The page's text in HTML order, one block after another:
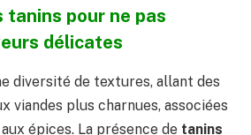
tanins pour ne pas
délicates
diversité de textures, allant des
viandes plus charnues, associées
épices. La présence de tanins